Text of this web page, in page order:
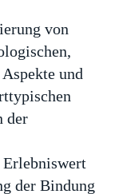
von
und
der
der Bindung